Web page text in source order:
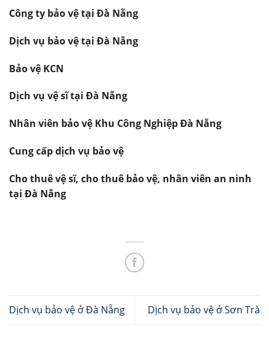
Công ty bảo vệ tại Đà Nẵng
Dịch vụ bảo vệ tại Đà Nẵng
Bảo vệ KCN
Dịch vụ vệ sĩ tại Đà Nẵng
Nhân viên bảo vệ Khu Công Nghiệp Đà Nẵng
Cung cấp dịch vụ bảo vệ
Cho thuê vệ sĩ, cho thuê bảo vệ, nhân viên an ninh
tại Đà Nẵng
Dịch vụ bảo vệ ở Đà Nẵng Dịch vụ bảo vệ ở Sơn Trà